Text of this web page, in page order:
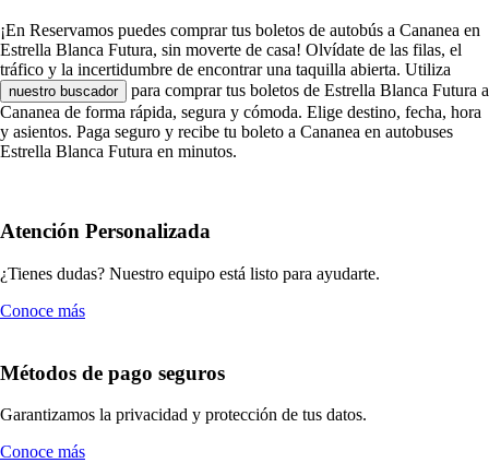
¡En Reservamos puedes comprar tus boletos de autobús a Cananea en
Estrella Blanca Futura, sin moverte de casa! Olvídate de las filas, el
tráfico y la incertidumbre de encontrar una taquilla abierta. Utiliza
nuestro buscador
para comprar tus boletos de Estrella Blanca Futura a
Cananea de forma rápida, segura y cómoda. Elige destino, fecha, hora
y asientos. Paga seguro y recibe tu boleto a Cananea en autobuses
Estrella Blanca Futura en minutos.
Atención Personalizada
¿Tienes dudas? Nuestro equipo está listo para ayudarte.
Conoce más
Métodos de pago seguros
Garantizamos la privacidad y protección de tus datos.
Conoce más